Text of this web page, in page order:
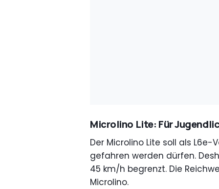
Microlino Lite: Für
Der Microlino Lite soll als
gefahren werden dürfen.
45 km/h begrenzt. Die
Microlino.